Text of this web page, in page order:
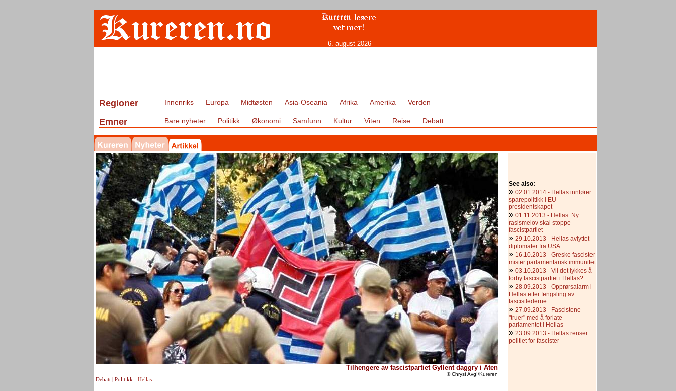
6. august 2026
Regioner Innenriks Europa Midtøsten Asia-Oseania Afrika Amerika Verden
Emner Bare nyheter Politikk Økonomi Samfunn Kultur Viten Reise Debatt
See also:
» 02.01.2014 - Hellas innfører
sparepolitikk i EU-
presidentskapet
» 01.11.2013 - Hellas: Ny
rasismelov skal stoppe
fascistpartiet
» 29.10.2013 - Hellas avlyttet
diplomater fra USA
» 16.10.2013 - Greske fascister
mister parlamentarisk immunitet
» 03.10.2013 - Vil det lykkes å
forby fascistpartiet i Hellas?
» 28.09.2013 - Opprørsalarm i
Hellas etter fengsling av
fascistlederne
» 27.09.2013 - Fascistene
"truer" med å forlate
parlamentet i Hellas
» 23.09.2013 - Hellas renser
politiet for fascister
Tilhengere av fascistpartiet Gyllent daggry i Aten
©Chrysí Avgí/Kureren
Debatt | Politikk - Hellas